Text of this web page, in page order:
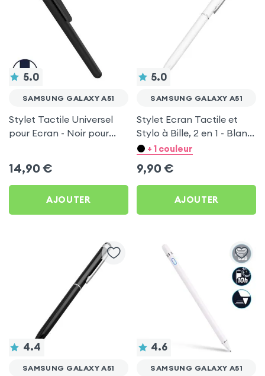
5.0
SAMSUNG GALAXY A51
Stylet Tactile Universel
pour Ecran - Noir pour
14,90 €
AJOUTER
5.0
SAMSUNG GALAXY A51
Stylet Ecran Tactile et
Stylo à Bille, 2 en 1 - Blanc
pour Samsung Galaxy A51
+ 1 couleur
9,90 €
AJOUTER
4.4
SAMSUNG GALAXY A51
4.6
SAMSUNG GALAXY A51